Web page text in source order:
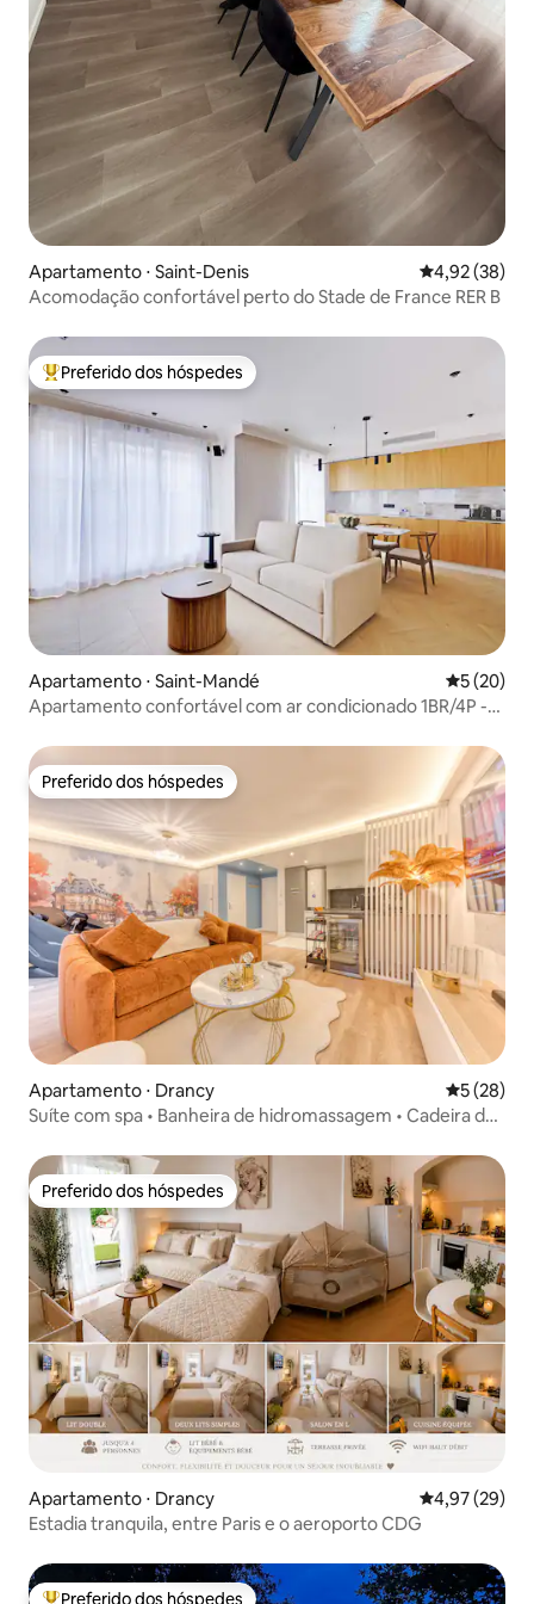
Apartamento ⋅ Saint-Denis 4,92 de uma
4,92 (38)
Acomodação confortável perto do Stade de France RER B
Entre os melhores preferidos dos hóspedes
Preferido dos hóspedes
Apartamento ⋅ Saint-Mandé 5 de uma
5 (20)
Apartamento confortável com ar condicionado 1BR/4P -
Preferido dos hóspedes
Preferido dos hóspedes
Apartamento ⋅ Drancy 5 de uma
5 (28)
Suíte com spa • Banheira de hidromassagem • Cadeira de
Preferido dos hóspedes
Preferido dos hóspedes
Apartamento ⋅ Drancy 4,97 de uma
4,97 (29)
Estadia tranquila, entre Paris e o aeroporto CDG
Preferido dos hóspedes